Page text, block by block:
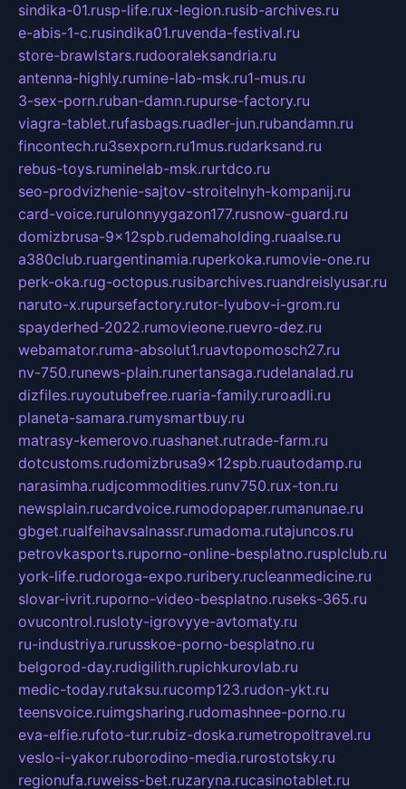
sindika-01.rusp-life.rux-legion.rusib-archives.ru
e-abis-1-c.rusindika01.ruvenda-festival.ru
store-brawlstars.rudooraleksandria.ru
antenna-highly.rumine-lab-msk.ru1-mus.ru
3-sex-porn.ruban-damn.rupurse-factory.ru
viagra-tablet.rufasbags.ruadler-jun.rubandamn.ru
fincontech.ru3sexporn.ru1mus.rudarksand.ru
rebus-toys.ruminelab-msk.rurtdco.ru
seo-prodvizhenie-sajtov-stroitelnyh-kompanij.ru
card-voice.rurulonnyygazon177.rusnow-guard.ru
domizbrusa-9x12spb.rudemaholding.ruaalse.ru
a380club.ruargentinamia.ruperkoka.rumovie-one.ru
perk-oka.rug-octopus.rusibarchives.ruandreislyusar.ru
naruto-x.rupursefactory.rutor-lyubov-i-grom.ru
spayderhed-2022.rumovieone.ruevro-dez.ru
webamator.ruma-absolut1.ruavtopomosch27.ru
nv-750.runews-plain.runertansaga.rudelanalad.ru
dizfiles.ruyoutubefree.ruaria-family.ruroadli.ru
planeta-samara.rumysmartbuy.ru
matrasy-kemerovo.ruashanet.rutrade-farm.ru
dotcustoms.rudomizbrusa9x12spb.ruautodamp.ru
narasimha.rudjcommodities.runv750.rux-ton.ru
newsplain.rucardvoice.rumodopaper.rumanunae.ru
gbget.rualfeihavsalnassr.rumadoma.rutajuncos.ru
petrovkasports.ruporno-online-besplatno.rusplclub.ru
york-life.rudoroga-expo.ruribery.rucleanmedicine.ru
slovar-ivrit.ruporno-video-besplatno.ruseks-365.ru
ovucontrol.rusloty-igrovyye-avtomaty.ru
ru-industriya.rurusskoe-porno-besplatno.ru
belgorod-day.rudigilith.rupichkurovlab.ru
medic-today.rutaksu.rucomp123.rudon-ykt.ru
teensvoice.ruimgsharing.rudomashnee-porno.ru
eva-elfie.rufoto-tur.rubiz-doska.rumetropoltravel.ru
veslo-i-yakor.ruborodino-media.rurostotsky.ru
regionufa.ruweiss-bet.ruzaryna.rucasinotablet.ru